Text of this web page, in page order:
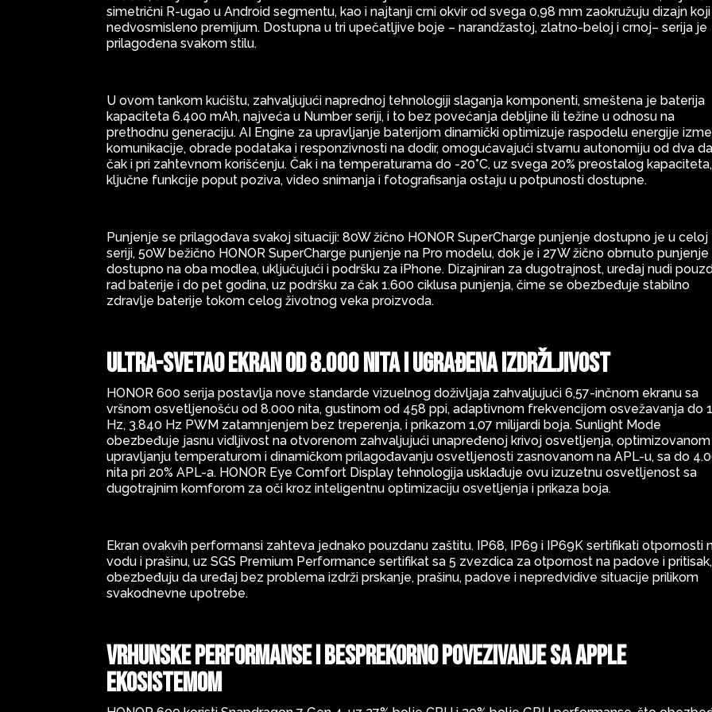
simetrični R-ugao u Android segmentu, kao i najtanji crni okvir od svega 0,98 mm zaokružuju dizajn
nedvosmisleno premijum. Dostupna u tri upečatljive boje – narandžastoj, zlatno-beloj i crnoj– serija je
prilagođena svakom stilu.
U ovom tankom kućištu, zahvaljujući naprednoj tehnologiji slaganja komponenti, smeštena je baterija
kapaciteta 6.400 mAh, najveća u Number seriji, i to bez povećanja debljine ili težine u odnosu na
prethodnu generaciju. AI Engine za upravljanje baterijom dinamički optimizuje raspodelu energije
komunikacije, obrade podataka i responzivnosti na dodir, omogućavajući stvarnu autonomiju od dva
čak i pri zahtevnom korišćenju. Čak i na temperaturama do -20°C, uz svega 20% preostalog kapaciteta,
ključne funkcije poput poziva, video snimanja i fotografisanja ostaju u potpunosti dostupne.
Punjenje se prilagođava svakoj situaciji: 80W žično HONOR SuperCharge punjenje dostupno je u celoj
seriji, 50W bežično HONOR SuperCharge punjenje na Pro modelu, dok je i 27W žično obrnuto punjenje
dostupno na oba modlea, uključujući i podršku za iPhone. Dizajniran za dugotrajnost, uređaj nudi
rad baterije i do pet godina, uz podršku za čak 1.600 ciklusa punjenja, čime se obezbeđuje stabilno
zdravlje baterije tokom celog životnog veka proizvoda.
Ultra-svetao ekran od 8.000 nita i ugrađena izdržljivost
HONOR 600 serija postavlja nove standarde vizuelnog doživljaja zahvaljujući 6,57-inčnom ekranu sa
vršnom osvetljenošću od 8.000 nita, gustinom od 458 ppi, adaptivnom frekvencijom osvežavanja do
Hz, 3.840 Hz PWM zatamnjenjem bez treperenja, i prikazom 1,07 milijardi boja. Sunlight Mode
obezbeđuje jasnu vidljivost na otvorenom zahvaljujući unapređenoj krivoj osvetljenja, optimizovanom
upravljanju temperaturom i dinamičkom prilagođavanju osvetljenosti zasnovanom na APL-u, sa do
nita pri 20% APL-a. HONOR Eye Comfort Display tehnologija usklađuje ovu izuzetnu osvetljenost sa
dugotrajnim komforom za oči kroz inteligentnu optimizaciju osvetljenja i prikaza boja.
Ekran ovakvih performansi zahteva jednako pouzdanu zaštitu. IP68, IP69 i IP69K sertifikati otpornosti
vodu i prašinu, uz SGS Premium Performance sertifikat sa 5 zvezdica za otpornost na padove i pritisak,
obezbeđuju da uređaj bez problema izdrži prskanje, prašinu, padove i nepredvidive situacije prilikom
svakodnevne upotrebe.
Vrhunske performanse i besprekorno povezivanje sa Apple
ekosistemom